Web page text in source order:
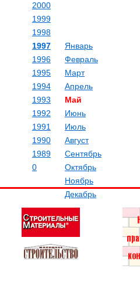
2000
1999
1998
1997
Январь
Февраль
Март
Апрель
Май
Июнь
Июль
Август
Сентябрь
Октябрь
Ноябрь
Декабрь
1996
1995
1994
1993
1992
1991
1990
1989
0